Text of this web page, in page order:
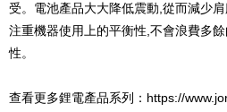
受。電池產品大大降低震動,從而減少
注重機器使用上的平衡性,不會浪費多
性。
查看更多鋰電產品系列： https://